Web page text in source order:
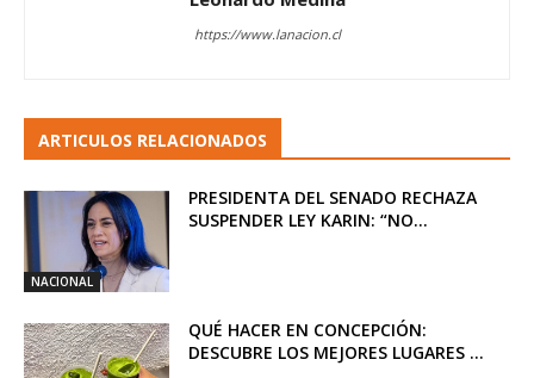
https://www.lanacion.cl
ARTICULOS RELACIONADOS
NACIONAL
PRESIDENTA DEL SENADO RECHAZA
SUSPENDER LEY KARIN: “NO...
QUÉ HACER EN CONCEPCIÓN:
DESCUBRE LOS MEJORES LUGARES ...